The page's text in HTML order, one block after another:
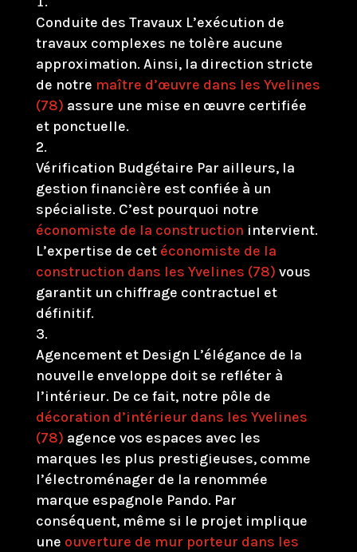
Conduite des Travaux L’exécution de
travaux complexes ne tolère aucune
approximation. Ainsi, la direction stricte
de notre maître d’œuvre dans les Yvelines
(78) assure une mise en œuvre certifiée
et ponctuelle.
Vérification Budgétaire Par ailleurs, la
gestion financière est confiée à un
spécialiste. C’est pourquoi notre
économiste de la construction intervient.
L’expertise de cet économiste de la
construction dans les Yvelines (78) vous
garantit un chiffrage contractuel et
définitif.
Agencement et Design L’élégance de la
nouvelle enveloppe doit se refléter à
l’intérieur. De ce fait, notre pôle de
décoration d’intérieur dans les Yvelines
(78) agence vos espaces avec les
marques les plus prestigieuses, comme
l’électroménager de la renommée
marque espagnole Pando. Par
conséquent, même si le projet implique
une ouverture de mur porteur dans les